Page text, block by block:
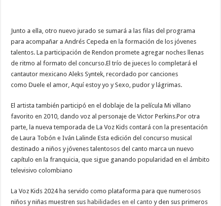
Junto a ella, otro nuevo jurado se sumará a las filas del programa
para acompañar a Andrés Cepeda en la formación de los jóvenes
talentos. La participación de Rendon promete agregar noches llenas
de ritmo al formato del concurso.El trío de jueces lo completará el
cantautor mexicano Aleks Syntek, recordado por canciones
como Duele el amor, Aquí estoy yo y Sexo, pudor y lágrimas.
El artista también participó en el doblaje de la película Mi villano
favorito en 2010, dando voz al personaje de Victor Perkins.Por otra
parte, la nueva temporada de La Voz Kids contará con la presentación
de Laura Tobón e Iván Lalinde Esta edición del concurso musical
destinado a niños y jóvenes talentosos del canto marca un nuevo
capítulo en la franquicia, que sigue ganando popularidad en el ámbito
televisivo colombiano
La Voz Kids 2024 ha servido como plataforma para que numerosos
niños y niñas muestren sus habilidades en el canto y den sus primeros